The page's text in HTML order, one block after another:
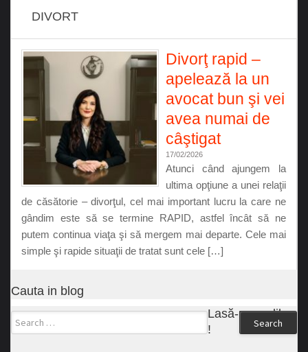
DIVORT
Divorţ rapid –
apelează la un
avocat bun şi vei
avea numai de
câştigat
17/02/2026
Atunci când ajungem la
ultima opţiune a unei relaţii
de căsătorie – divorţul, cel mai important lucru la care ne
gândim este să se termine RAPID, astfel încât să ne
putem continua viaţa şi să mergem mai departe. Cele mai
simple şi rapide situaţii de tratat sunt cele […]
Cauta in blog
Search
Lasă-ne un like
!